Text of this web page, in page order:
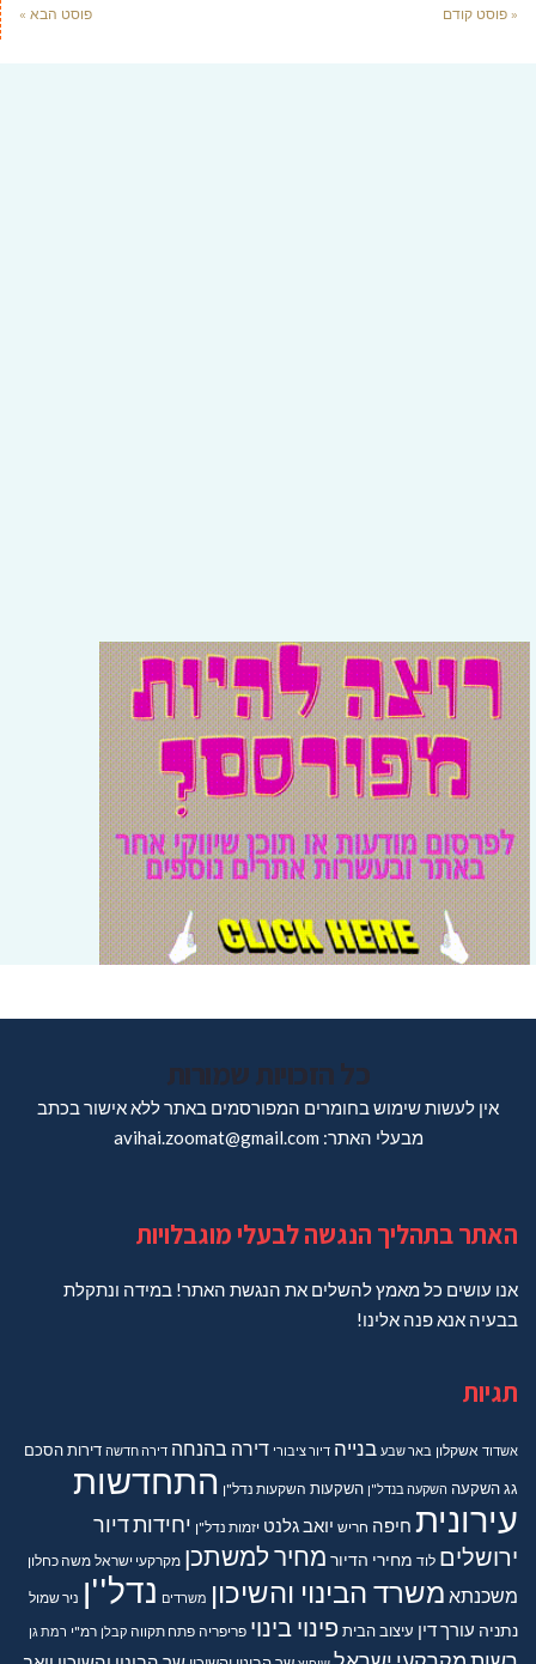
« פוסט קודם פוסט הבא »
כל הזכויות שמורות
אין לעשות שימוש בחומרים המפורסמים באתר ללא אישור בכתב
מבעלי האתר: avihai.zoomat@gmail.com
האתר בתהליך הנגשה לבעלי מוגבלויות
אנו עושים כל מאמץ להשלים את הנגשת האתר! במידה ונתקלת
בבעיה אנא פנה אלינו!
תגיות
אשדוד אשקלון באר שבע בנייה דיור ציבורי דירה בהנחה דירה חדשה דירותהסכם
גגהשקעה השקעה בנדל"ן השקעות השקעות נדל"ן התחדשות
עירונית חיפה חריש יואב גלנט יזמות נדל"ן יחידות דיור
ירושלים לוד מחירי הדיור מחיר למשתכן מקרקעי ישראל משה כחלון
משכנתא משרד הבינוי והשיכון משרדים נדל''ן ניר שמול
נתניה עורך דין עיצוב הבית פינוי בינוי פריפריה פתח תקווה קבלן רמ"י רמת גן